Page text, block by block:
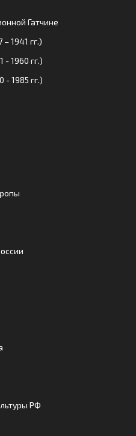
Гатчине
1941 гг.)
- 1960 гг.)
- 1985 гг.)
РФ